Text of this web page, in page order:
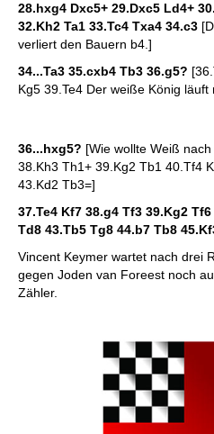
28.hxg4 Dxc5+ 29.Dxc5 Ld4+
32.Kh2 Ta1 33.Tc4 Txa4 34.c3
verliert den Bauern b4.]
34...Ta3 35.cxb4 Tb3 36.g5?
Kg5 39.Te4 Der weiße König
36...hxg5? [Wie wollte Weiß
38.Kh3 Th1+ 39.Kg2 Tb1 40.Tf4
43.Kd2 Tb3=]
37.Te4 Kf7 38.g4 Tf3 39.Kg2
Td8 43.Tb5 Tg8 44.b7 Tb8
Vincent Keymer wartet nach drei
gegen Joden van Foreest noch
Zähler.